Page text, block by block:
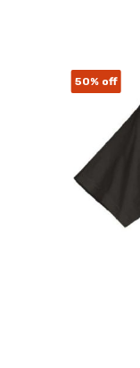
50% off